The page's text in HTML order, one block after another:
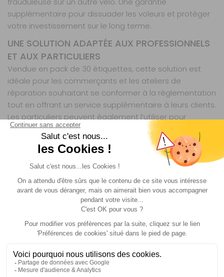
supplémentaire pour dissuader les voleurs et protéger
votre investissement sur le long terme.
UNE SOLUTION ADAPTÉE AUX PROFESSIONNELS
ET AUX PARTICULIERS
Vendue en pack de 30 étiquettes, cette solution est
idéale pour les commerçants et les ateliers de
réparation souhaitant se conformer à la réglementation
tout en offrant un service supplémentaire à leurs clients.
Les particuliers peuvent également l’utiliser pour
sécuriser leur vélo, qu’il soit neuf ou d’occasion. Le
système Bicycode, reconnu pour son efficacité, est déjà
adopté par de nombreux acteurs du secteur, ce qui en
fait une référence en matière de protection contre le
vol.
UN GESTE SIMPLE POUR CONTRIBUER À LA LUTTE
CONTRE LE VOL DE VÉLOS
En apposant cette étiquette sur votre vélo, vous
participez activement à la réduction des vols et à la
outil dissuasif puissant, qui complique la revente des
vélos volés et facilite leur identification par les forces de